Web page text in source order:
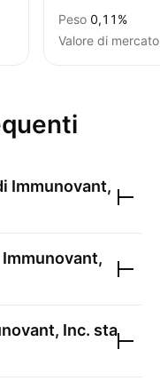
Peso 0,11%
Valore di mercato
Immunovant,
Immunovant,
Inc. sta